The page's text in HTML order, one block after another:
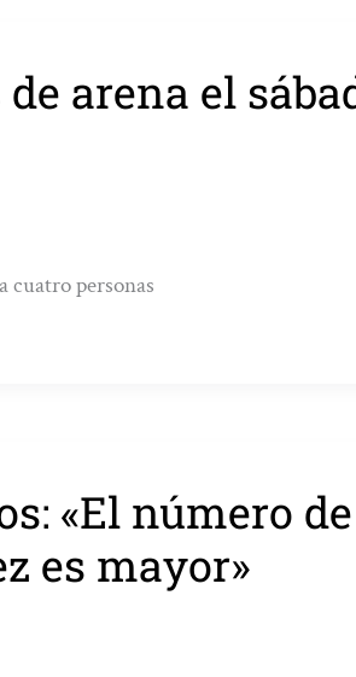
arena el
cuatro personas
«El número
es mayor»